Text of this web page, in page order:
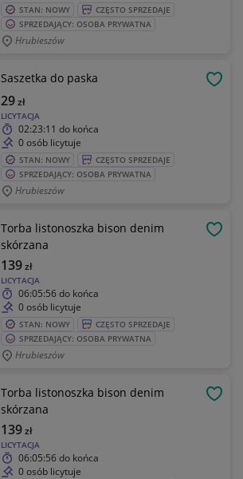
STAN: NOWY
CZĘSTO SPRZEDAJE
SPRZEDAJĄCY: OSOBA PRYWATNA
Hrubieszów
Saszetka do paska
LICYTACJA
29zł
02:23:11 do końca
0 osób licytuje
STAN: NOWY
CZĘSTO SPRZEDAJE
SPRZEDAJĄCY: OSOBA PRYWATNA
Hrubieszów
Torba listonoszka bison denim
skórzana
LICYTACJA
139zł
06:05:56do końca
0 osób licytuje
STAN: NOWY
CZĘSTO SPRZEDAJE
SPRZEDAJĄCY: OSOBA PRYWATNA
Hrubieszów
Torba listonoszka bison denim
skórzana
LICYTACJA
139zł
06:05:56do końca
0 osób licytuje